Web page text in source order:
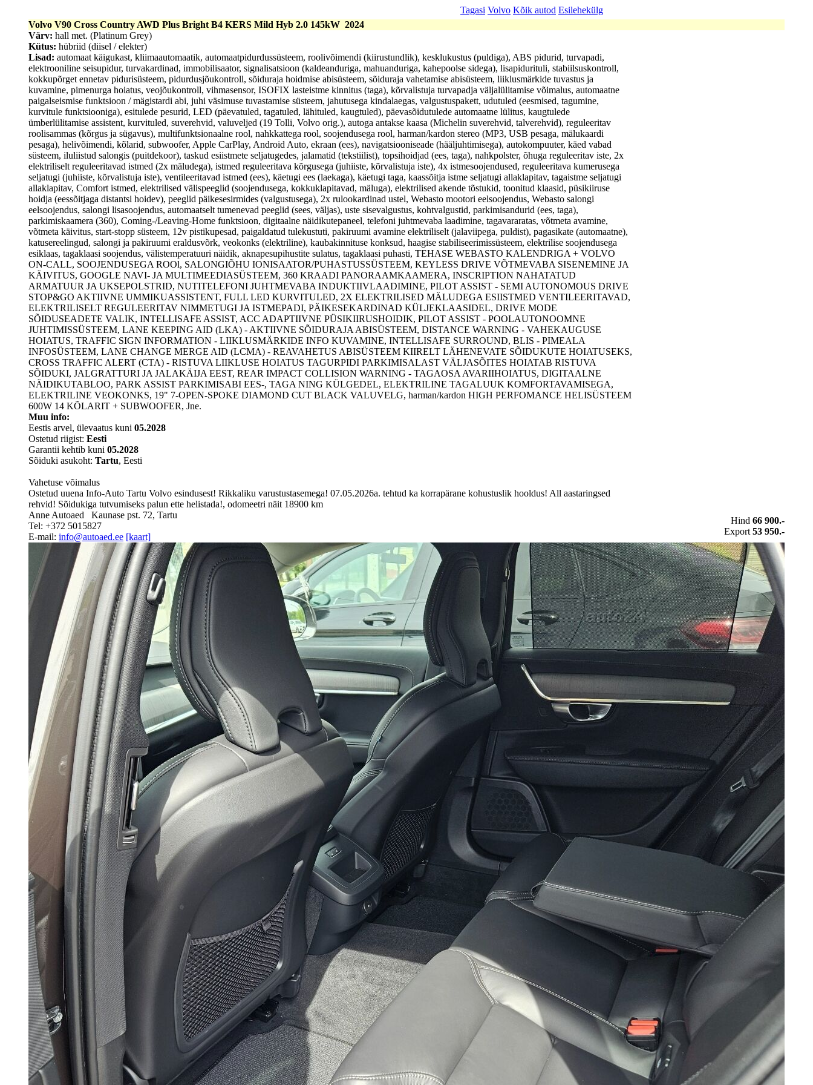
Tagasi Volvo Kõik autod Esilehekülg
Volvo V90 Cross Country AWD Plus Bright B4 KERS Mild Hyb 2.0 145kW 2024
Värv: hall met. (Platinum Grey)
Kütus: hübriid (diisel / elekter)
Lisad: automaat käigukast, kliimaautomaatik, automaatpidurdussüsteem, roolivõimendi (kiirustundlik), kesklukustus (puldiga), ABS pidurid, turvapadi,
elektrooniline seisupidur, turvakardinad, immobilisaator, signalisatsioon (kaldeanduriga, mahuanduriga, kahepoolse sidega), lisapidurituli, stabiilsuskontroll,
kokkupõrget ennetav pidurisüsteem, pidurdusjõukontroll, sõiduraja hoidmise abisüsteem, sõiduraja vahetamise abisüsteem, liiklusmärkide tuvastus ja
kuvamine, pimenurga hoiatus, veojõukontroll, vihmasensor, ISOFIX lasteistme kinnitus (taga), kõrvalistuja turvapadja väljalülitamise võimalus, automaatne
paigalseismise funktsioon / mägistardi abi, juhi väsimuse tuvastamise süsteem, jahutusega kindalaegas, valgustuspakett, udutuled (eesmised, tagumine,
kurvitule funktsiooniga), esitulede pesurid, LED (päevatuled, tagatuled, lähituled, kaugtuled), päevasõidutulede automaatne lülitus, kaugtulede
ümberlülitamise assistent, kurvituled, suverehvid, valuveljed (19 Tolli, Volvo orig.), autoga antakse kaasa (Michelin suverehvid, talverehvid), reguleeritav
roolisammas (kõrgus ja sügavus), multifunktsionaalne rool, nahkkattega rool, soojendusega rool, harman/kardon stereo (MP3, USB pesaga, mälukaardi
pesaga), helivõimendi, kõlarid, subwoofer, Apple CarPlay, Android Auto, ekraan (ees), navigatsiooniseade (hääljuhtimisega), autokompuuter, käed vabad
süsteem, iluliistud salongis (puitdekoor), taskud esiistmete seljatugedes, jalamatid (tekstiilist), topsihoidjad (ees, taga), nahkpolster, õhuga reguleeritav iste, 2x
elektriliselt reguleeritavad istmed (2x mäludega), istmed reguleeritava kõrgusega (juhiiste, kõrvalistuja iste), 4x istmesoojendused, reguleeritava kumerusega
seljatugi (juhiiste, kõrvalistuja iste), ventileeritavad istmed (ees), käetugi ees (laekaga), käetugi taga, kaassõitja istme seljatugi allaklapitav, tagaistme seljatugi
allaklapitav, Comfort istmed, elektrilised välispeeglid (soojendusega, kokkuklapitavad, mäluga), elektrilised akende tõstukid, toonitud klaasid, püsikiiruse
hoidja (eessõitjaga distantsi hoidev), peeglid päikesesirmides (valgustusega), 2x rulookardinad ustel, Webasto mootori eelsoojendus, Webasto salongi
eelsoojendus, salongi lisasoojendus, automaatselt tumenevad peeglid (sees, väljas), uste sisevalgustus, kohtvalgustid, parkimisandurid (ees, taga),
parkimiskaamera (360), Coming-/Leaving-Home funktsioon, digitaalne näidikutepaneel, telefoni juhtmevaba laadimine, tagavararatas, võtmeta avamine,
võtmeta käivitus, start-stopp süsteem, 12v pistikupesad, paigaldatud tulekustuti, pakiruumi avamine elektriliselt (jalaviipega, puldist), pagasikate (automaatne),
katusereelingud, salongi ja pakiruumi eraldusvõrk, veokonks (elektriline), kaubakinnituse konksud, haagise stabiliseerimissüsteem, elektrilise soojendusega
esiklaas, tagaklaasi soojendus, välistemperatuuri näidik, aknapesupihustite sulatus, tagaklaasi puhasti, TEHASE WEBASTO KALENDRIGA + VOLVO
ON-CALL, SOOJENDUSEGA ROOl, SALONGIÕHU IONISAATOR/PUHASTUSSÜSTEEM, KEYLESS DRIVE VÕTMEVABA SISENEMINE JA
KÄIVITUS, GOOGLE NAVI- JA MULTIMEEDIASÜSTEEM, 360 KRAADI PANORAAMKAAMERA, INSCRIPTION NAHATATUD
ARMATUUR JA UKSEPOLSTRID, NUTITELEFONI JUHTMEVABA INDUKTIIVLAADIMINE, PILOT ASSIST - SEMI AUTONOMOUS DRIVE
STOP&GO AKTIIVNE UMMIKUASSISTENT, FULL LED KURVITULED, 2X ELEKTRILISED MÄLUDEGA ESIISTMED VENTILEERITAVAD,
ELEKTRILISELT REGULEERITAV NIMMETUGI JA ISTMEPADI, PÄIKESEKARDINAD KÜLJEKLAASIDEL, DRIVE MODE
SÕIDUSEADETE VALIK, INTELLISAFE ASSIST, ACC ADAPTIIVNE PÜSIKIIRUSHOIDIK, PILOT ASSIST - POOLAUTONOOMNE
JUHTIMISSÜSTEEM, LANE KEEPING AID (LKA) - AKTIIVNE SÕIDURAJA ABISÜSTEEM, DISTANCE WARNING - VAHEKAUGUSE
HOIATUS, TRAFFIC SIGN INFORMATION - LIIKLUSMÄRKIDE INFO KUVAMINE, INTELLISAFE SURROUND, BLIS - PIMEALA
INFOSÜSTEEM, LANE CHANGE MERGE AID (LCMA) - REAVAHETUS ABISÜSTEEM KIIRELT LÄHENEVATE SÕIDUKUTE HOIATUSEKS,
CROSS TRAFFIC ALERT (CTA) - RISTUVA LIIKLUSE HOIATUS TAGURPIDI PARKIMISALAST VÄLJASÕITES HOIATAB RISTUVA
SÕIDUKI, JALGRATTURI JA JALAKÄIJA EEST, REAR IMPACT COLLISION WARNING - TAGAOSA AVARIIHOIATUS, DIGITAALNE
NÄIDIKUTABLOO, PARK ASSIST PARKIMISABI EES-, TAGA NING KÜLGEDEL, ELEKTRILINE TAGALUUK KOMFORTAVAMISEGA,
ELEKTRILINE VEOKONKS, 19" 7-OPEN-SPOKE DIAMOND CUT BLACK VALUVELG, harman/kardon HIGH PERFOMANCE HELISÜSTEEM
600W 14 KÕLARIT + SUBWOOFER, Jne.
Muu info:
Eestis arvel, ülevaatus kuni 05.2028
Ostetud riigist: Eesti
Garantii kehtib kuni 05.2028
Sõiduki asukoht: Tartu, Eesti
Vahetuse võimalus
Ostetud uuena Info-Auto Tartu Volvo esindusest! Rikkaliku varustustasemega! 07.05.2026a. tehtud ka korrapärane kohustuslik hooldus! All aastaringsed
rehvid! Sõidukiga tutvumiseks palun ette helistada!, odomeetri näit 18900 km
Anne Autoaed Kaunase pst. 72, Tartu
Tel: +372 5015827
E-mail: info@autoaed.ee [kaart]
Hind 66 900.-
Export 53 950.-